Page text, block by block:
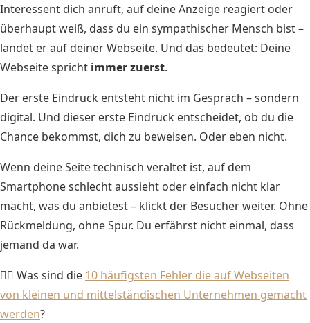
Interessent dich anruft, auf deine Anzeige reagiert oder
überhaupt weiß, dass du ein sympathischer Mensch bist –
landet er auf deiner Webseite. Und das bedeutet: Deine
Webseite spricht immer zuerst.
Der erste Eindruck entsteht nicht im Gespräch – sondern
digital. Und dieser erste Eindruck entscheidet, ob du die
Chance bekommst, dich zu beweisen. Oder eben nicht.
Wenn deine Seite technisch veraltet ist, auf dem
Smartphone schlecht aussieht oder einfach nicht klar
macht, was du anbietest – klickt der Besucher weiter. Ohne
Rückmeldung, ohne Spur. Du erfährst nicht einmal, dass
jemand da war.
👉🏻 Was sind die 10 häufigsten Fehler die auf Webseiten
von kleinen und mittelständischen Unternehmen gemacht
werden?